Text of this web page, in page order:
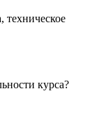
техническое
курса?